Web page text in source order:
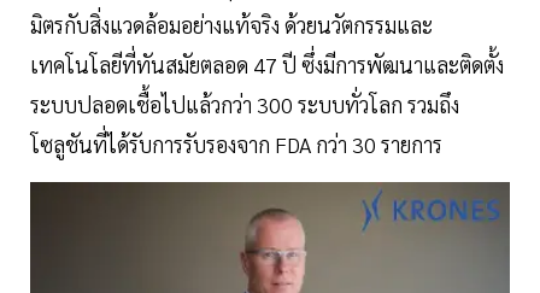
มิตรกับสิ่งแวดล้อมอย่างแท้จริง ด้วยนวัตกรรมและ
เทคโนโลยีที่ทันสมัยตลอด 47 ปี ซึ่งมีการพัฒนาและติดตั้ง
ระบบปลอดเชื้อไปแล้วกว่า 300 ระบบทั่วโลก รวมถึง
โซลูชันที่ได้รับการรับรองจาก FDA กว่า 30 รายการ